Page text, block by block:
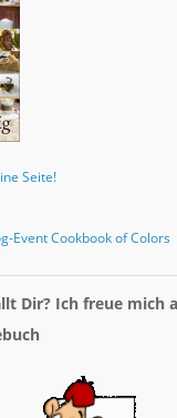
Dir? Ich freue mich